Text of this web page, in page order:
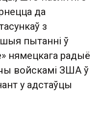
да
з
пытанні ў
нямецкага радыё
войскамі ЗША ў
у адстаўцы